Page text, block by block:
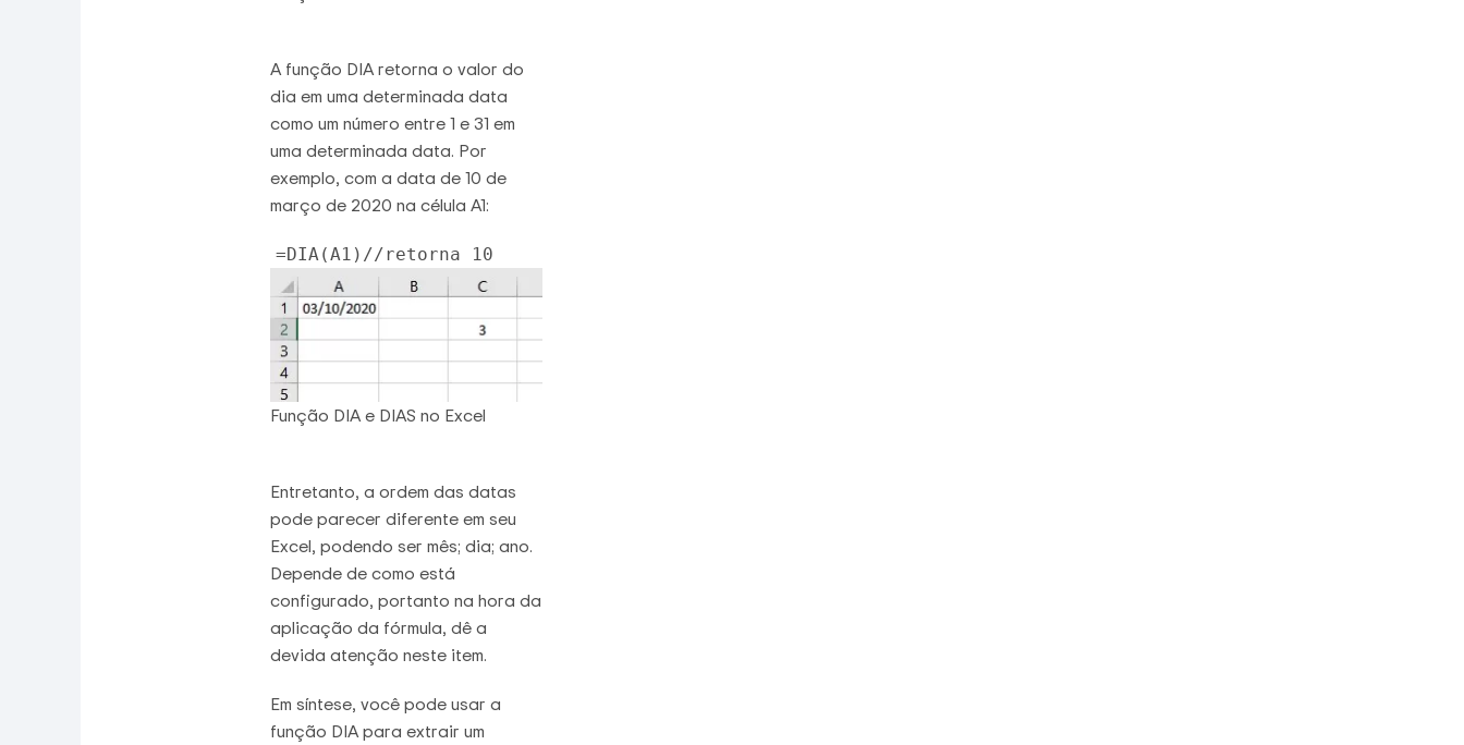
A função DIA retorna o valor do
dia em uma determinada data
como um número entre 1 e 31 em
uma determinada data. Por
exemplo, com a data de 10 de
março de 2020 na célula A1:
=DIA(A1)//retorna 10
Função DIA e DIAS no Excel
Entretanto, a ordem das datas
pode parecer diferente em seu
Excel, podendo ser mês; dia; ano.
Depende de como está
configurado, portanto na hora da
aplicação da fórmula, dê a
devida atenção neste item.
Em síntese, você pode usar a
função DIA para extrair um